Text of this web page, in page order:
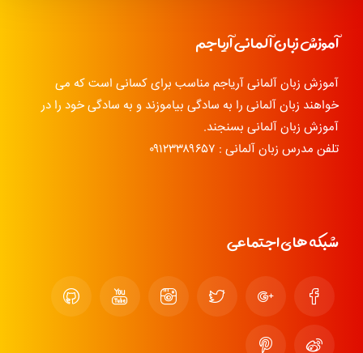
آموزش زبان آلمانی آریاجم
آموزش زبان آلمانی آریاجم مناسب برای کسانی است که می
خواهند زبان آلمانی را به سادگی بیاموزند و به سادگی خود را در
آموزش زبان آلمانی بسنجند.
تلفن مدرس زبان آلمانی : ۰۹۱۲۳۳۸۹۶۵۷
شبکه های اجتماعی